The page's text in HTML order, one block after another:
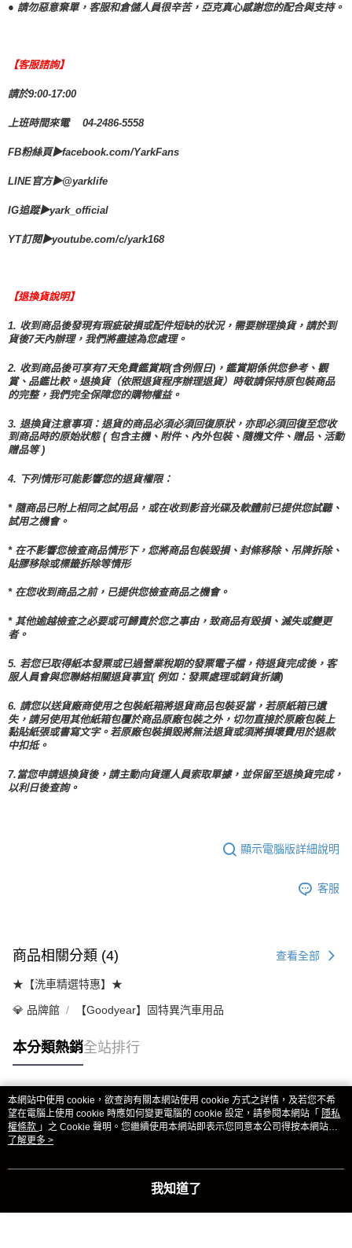
● 請勿惡意棄單，客服和倉儲人員很辛苦，亞克真心感謝您的配合與支持。
【客服諮詢】
請於9:00-17:00
上班時間來電 04-2486-5558
FB粉絲頁▶facebook.com/YarkFans
LINE官方▶@yarklife
IG追蹤▶yark_official
YT訂閱▶youtube.com/c/yark168
【退換貨說明】
1. 收到商品後發現有瑕疵破損或配件短缺的狀況，需要辦理換貨，請於到
貨後7天內辦理，我們將盡速為您處理。
2. 收到商品後可享有7天免費鑑賞期(含例假日)，鑑賞期係供您參考、觀
賞、品鑑比較。退換貨（依照退貨程序辦理退貨）時敬請保持原包裝商品
的完整，我們完全保障您的購物權益。
3. 退換貨注意事項：退貨的商品必須必須回復原狀，亦即必須回復至您收
到商品時的原始狀態 ( 包含主機、附件、內外包裝、隨機文件、贈品、活動
贈品等 )
4. 下列情形可能影響您的退貨權限：
* 隨商品已附上相同之試用品，或在收到影音光碟及軟體前已提供您試聽、
試用之機會。
* 在不影響您檢查商品情形下，您將商品包裝毀損、封條移除、吊牌拆除、
貼膠移除或標籤拆除等情形
* 在您收到商品之前，已提供您檢查商品之機會。
* 其他逾越檢查之必要或可歸責於您之事由，致商品有毀損、滅失或變更
者。
5. 若您已取得紙本發票或已過營業稅期的發票電子檔，待退貨完成後，客
服人員會與您聯絡相關退貨事宜( 例如：發票處理或銷貨折讓)
6. 請您以送貨廠商使用之包裝紙箱將退貨商品包裝妥當，若原紙箱已遺
失，請另使用其他紙箱包覆於商品原廠包裝之外，切勿直接於原廠包裝上
黏貼紙張或書寫文字。若原廠包裝損毀將無法退貨或須將損壞費用於退款
中扣抵。
7.當您申請退換貨後，請主動向貨運人員索取單據，並保留至退換貨完成，
以利日後查詢。
顯示電腦版詳細說明
客服
商品相關分類 (4) 查看全部
★【洗車精選特惠】★
💎 品牌館 【Goodyear】固特異汽車用品
本分類熱銷全站排行
熱門標籤
本網站中使用 cookie，欲查詢有關本網站使用 cookie 方式之詳情，及若您不希
望在電腦上使用 cookie 時應如何變更電腦的 cookie 設定，請參閱本網站「 隱私
權條款 」之 Cookie 聲明。您繼續使用本網站即表示您同意本公司得按本網站使
用條款之 Cookie 聲明使用 cookie。
了解更多 >
我知道了